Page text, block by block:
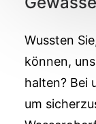
Wussten
können,
halten? Bei
um